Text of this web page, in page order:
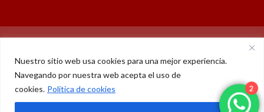
Nuestro sitio web usa cookies para una mejor experiencia.
Navegando por nuestra web acepta el uso de
cookies. Política de cookies
WhatsAppFacebookYoutubeInstagram
X
© Derechos reservados 2026 – Perú Católico | 14 años
2